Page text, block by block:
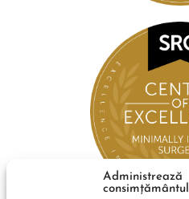
Administrează
consimțământul